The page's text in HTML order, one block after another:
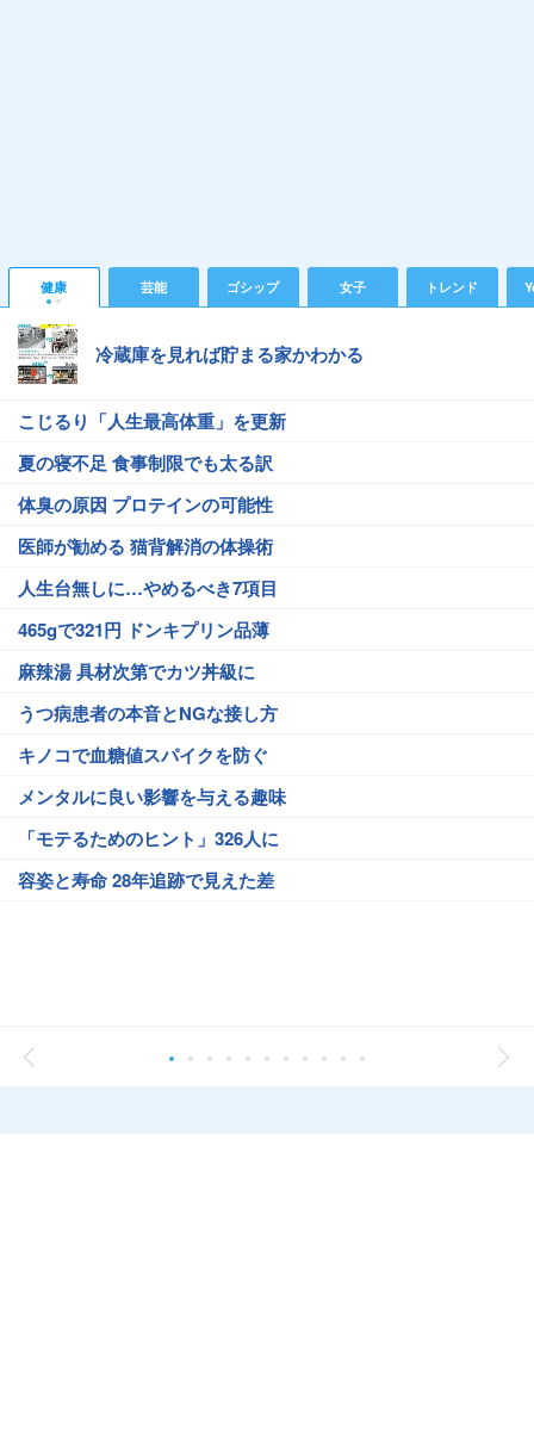
健康 芸能 ゴシップ 女子 トレンド
冷蔵庫を見れば貯まる家かわかる
こじるり「人生最高体重」を更新
夏の寝不足 食事制限でも太る訳
体臭の原因 プロテインの可能性
医師が勧める 猫背解消の体操術
人生台無しに…やめるべき7項目
465gで321円 ドンキプリン品薄
麻辣湯 具材次第でカツ丼級に
うつ病患者の本音とNGな接し方
キノコで血糖値スパイクを防ぐ
メンタルに良い影響を与える趣味
「モテるためのヒント」326人に
容姿と寿命 28年追跡で見えた差